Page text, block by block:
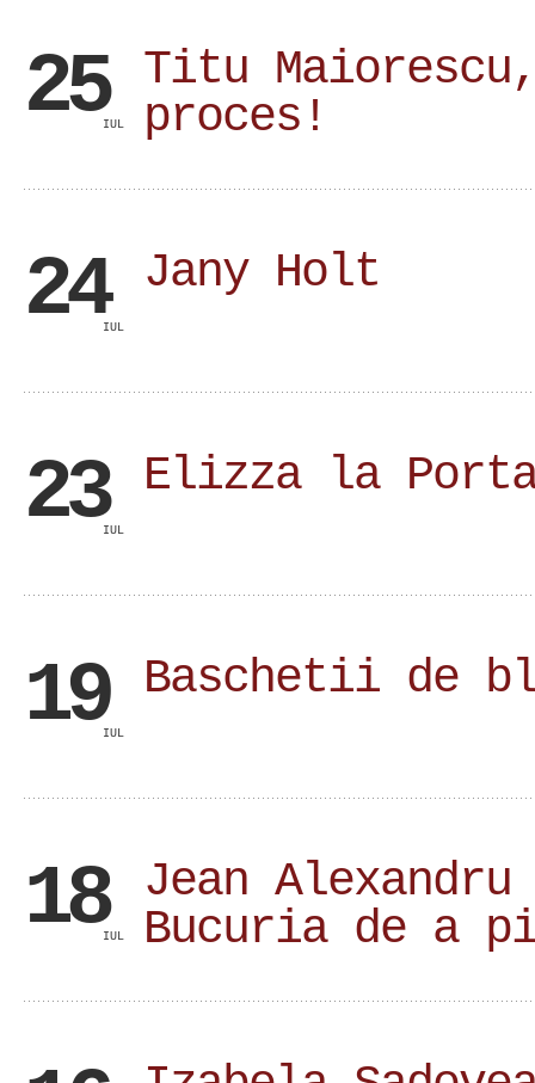
25IUL
Titu
proces!
24IUL
Jany Holt
23IUL
Elizza la
19IUL
Baschetii de
18IUL
Jean
Bucuria de a